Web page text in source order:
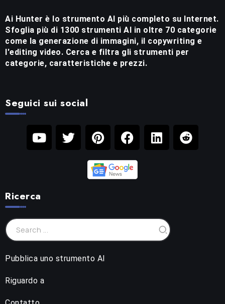
Ai Hunter è lo strumento AI più completo su Internet.
Sfoglia più di 1300 strumenti AI in oltre 70 categorie
come la generazione di immagini, il copywriting e
l'editing video. Cerca e filtra gli strumenti per
categorie, caratteristiche e prezzi.
Seguici sui social
Ricerca
Pubblica uno strumento AI
Riguardo a